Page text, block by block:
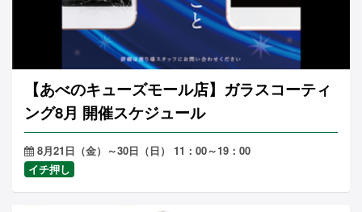
【あべのキューズモール店】ガラスコーティ
ング8月 開催スケジュール
8月21日（金）～30日（日） 11：00～19：00
イチ押し